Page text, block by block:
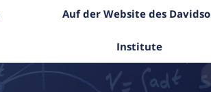
Auf der Website des
Institute